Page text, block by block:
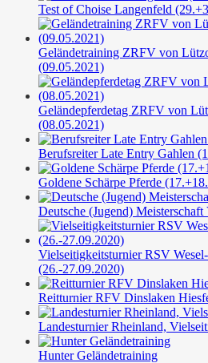
Test of Choise Langenfeld
Geländetraining ZRFV von
(09.05.2021)
Geländepferdetag ZRFV von
(08.05.2021)
Berufsreiter Late Entry Gahlen
Goldene Schärpe Pferde
Deutsche (Jugend)
Vielseitigkeitsturnier RSV
(26.-27.09.2020)
Reitturnier RFV Dinslaken
Landesturnier Rheinland,
Hunter Geländetraining